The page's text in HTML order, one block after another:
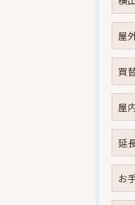
屋
買
屋
延
お